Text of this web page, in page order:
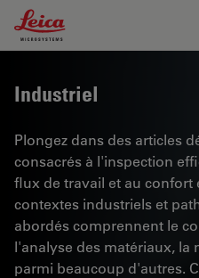
Leica Microsystems Logo
Industriel
Plongez dans des articles
consacrés à l'inspection
flux de travail et au confort
contextes industriels et
abordés comprennent le
l'analyse des matériaux,
parmi beaucoup d'autres.